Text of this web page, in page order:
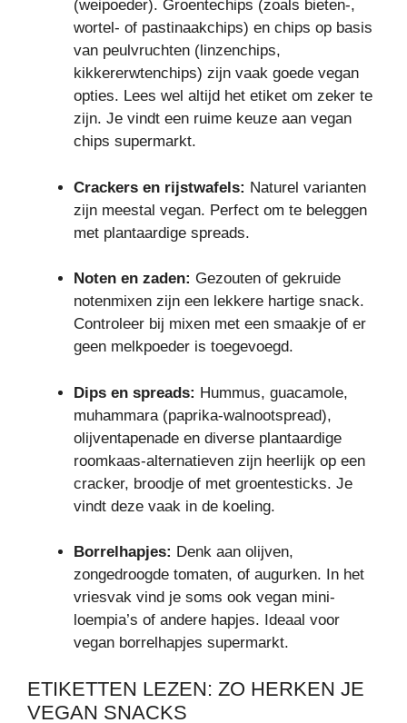
(weipoeder). Groentechips (zoals bieten-,
wortel- of pastinaakchips) en chips op basis
van peulvruchten (linzenchips,
kikkererwtenchips) zijn vaak goede vegan
opties. Lees wel altijd het etiket om zeker te
zijn. Je vindt een ruime keuze aan vegan
chips supermarkt.
Crackers en rijstwafels: Naturel varianten
zijn meestal vegan. Perfect om te beleggen
met plantaardige spreads.
Noten en zaden: Gezouten of gekruide
notenmixen zijn een lekkere hartige snack.
Controleer bij mixen met een smaakje of er
geen melkpoeder is toegevoegd.
Dips en spreads: Hummus, guacamole,
muhammara (paprika-walnootspread),
olijventapenade en diverse plantaardige
roomkaas-alternatieven zijn heerlijk op een
cracker, broodje of met groentesticks. Je
vindt deze vaak in de koeling.
Borrelhapjes: Denk aan olijven,
zongedroogde tomaten, of augurken. In het
vriesvak vind je soms ook vegan mini-
loempia’s of andere hapjes. Ideaal voor
vegan borrelhapjes supermarkt.
ETIKETTEN LEZEN: ZO HERKEN JE
VEGAN SNACKS